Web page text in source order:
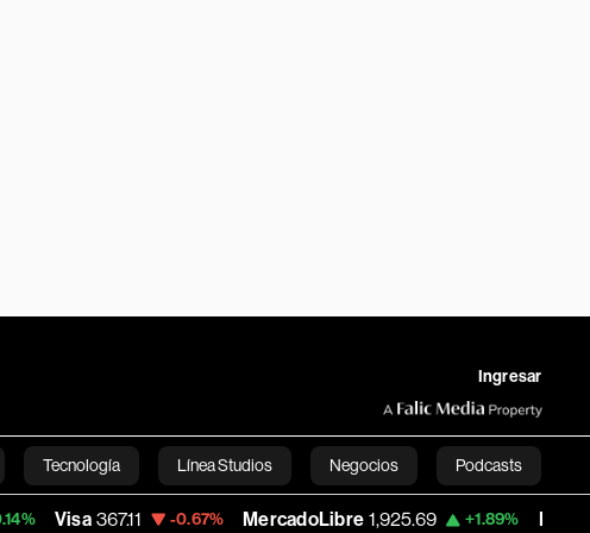
Ingresar
Tecnología Línea Studios Negocios Podcasts
Videos English
367.11 -0.67% MercadoLibre 1,925.69 +1.89% Banco de